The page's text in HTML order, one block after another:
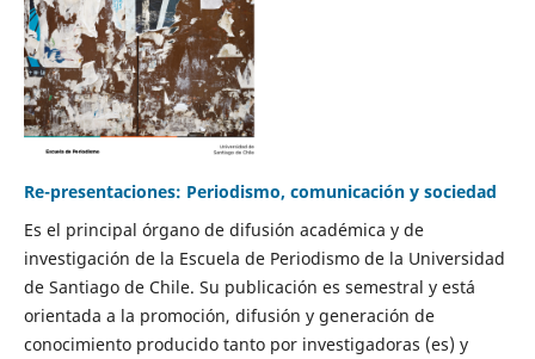
Re-presentaciones: Periodismo, comunicación y sociedad
Es el principal órgano de difusión académica y de
investigación de la Escuela de Periodismo de la Universidad
de Santiago de Chile. Su publicación es semestral y está
orientada a la promoción, difusión y generación de
conocimiento producido tanto por investigadoras (es) y